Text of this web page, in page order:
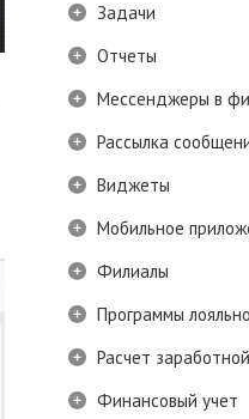
Задачи
Отчеты
Мессенджеры в
Рассылка
Виджеты
Мобильное
Филиалы
Программы
Расчет
Финансовый учет